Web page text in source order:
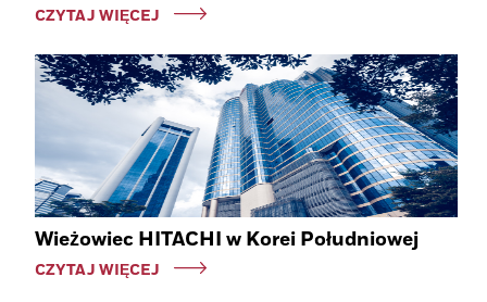
CZYTAJ WIĘCEJ
Wieżowiec HITACHI w Korei Południowej
CZYTAJ WIĘCEJ